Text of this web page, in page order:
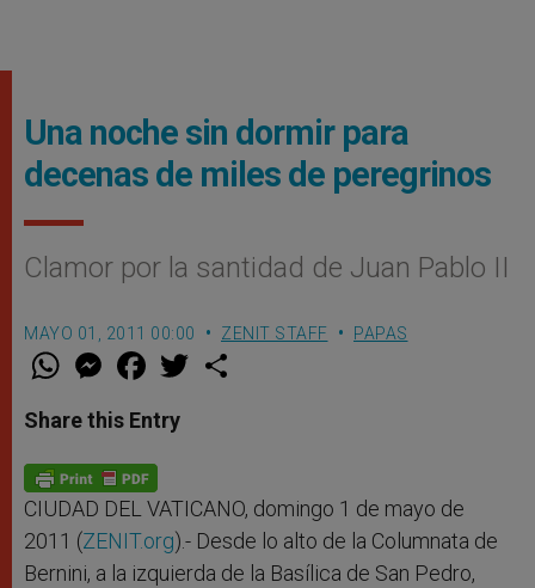
Una noche sin dormir para
decenas de miles de peregrinos
Clamor por la santidad de Juan Pablo II
MAYO 01, 2011 00:00 ZENIT STAFF PAPAS
W
t
s
p
p
M
e
s
e
g
e
r
F
a
e
b
o
k
w
Share this Entry
CIUDAD DEL VATICANO, domingo 1 de mayo de
2011 (ZENIT.org).- Desde lo alto de la Columnata de
Bernini, a la izquierda de la Basílica de San Pedro,